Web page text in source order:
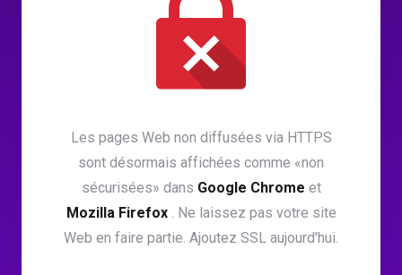
Les pages Web non diffusées via HTTPS
sont désormais affichées comme «non
sécurisées» dans Google Chrome et
Mozilla Firefox . Ne laissez pas votre site
Web en faire partie. Ajoutez SSL aujourd'hui.